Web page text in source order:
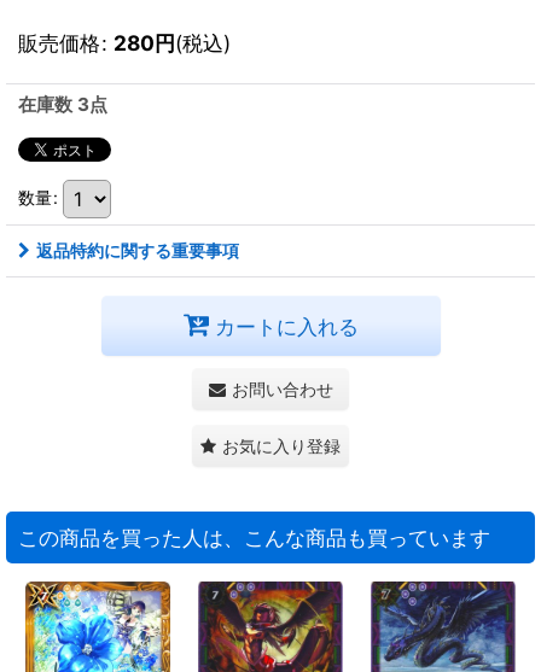
販売価格: 280円(税込)
在庫数 3点
数量:
返品特約に関する重要事項
カートに入れる
お問い合わせ
お気に入り登録
この商品を買った人は、こんな商品も買っています